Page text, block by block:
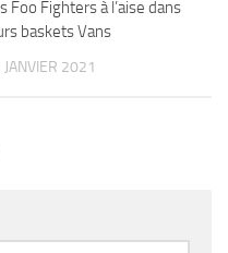
Foo Fighters à l’aise dans
baskets Vans
JANVIER 2021